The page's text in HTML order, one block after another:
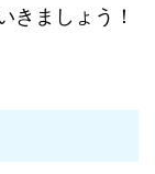
きましょう！